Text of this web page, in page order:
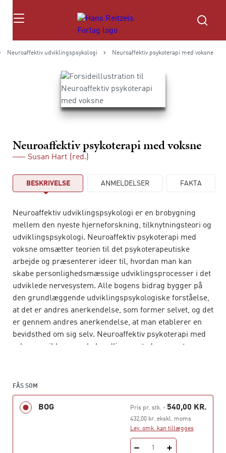
Søg
Neuroaffektiv udviklingspsykologi Neuroaffektiv psykoterapi med voksne
Neuroaffektiv psykoterapi med voksne
Susan Hart (red.)
BESKRIVELSE ANMELDELSER FAKTA
Neuroaffektiv udviklingspsykologi er en brobygning
mellem den nyeste hjerneforskning, tilknytningsteori og
udviklingspsykologi. Neuroaffektiv psykoterapi med
voksne omsætter teorien til det psykoterapeutiske
arbejde og præsenterer ideer til, hvordan man kan
skabe personlighedsmæssige udviklingsprocesser i det
udviklede nervesystem. Alle bogens bidrag bygger på
den grundlæggende udviklingspsykologiske forståelse,
at det er andres anerkendelse, som former selvet, og det
er gennem andres anerkendelse, at man etablerer en
bevidsthed om sig selv. Neuroaffektiv psykoterapi med
voksne er ikke en ny behandlingsmetode, men et
metoder: Hvilken metode er anvendelig til hvem, til hvad
og hvornår?
Bogen samler udenlandske og danske forfatteres
bidrag, der alle forholder sig til psykoterapi ud fra en
kompleks forståelse af personlighedsudvikling som en
FÅS SOM
BOG Pris pr. stk.- 540,00 KR.
432,00 kr. ekskl. moms
Lev. omk. kan tillægges
1